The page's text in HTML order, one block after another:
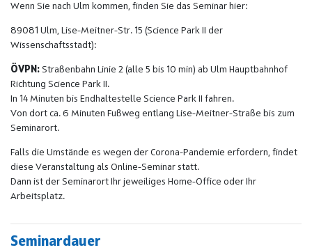
Wenn Sie nach Ulm kommen, finden Sie das Seminar hier:
89081 Ulm, Lise-Meitner-Str. 15 (Science Park II der
Wissenschaftsstadt):
ÖVPN: Straßenbahn Linie 2 (alle 5 bis 10 min) ab Ulm Hauptbahnhof
Richtung Science Park II.
In 14 Minuten bis Endhaltestelle Science Park II fahren.
Von dort ca. 6 Minuten Fußweg entlang Lise-Meitner-Straße bis zum
Seminarort.
Falls die Umstände es wegen der Corona-Pandemie erfordern, findet
diese Veranstaltung als Online-Seminar statt.
Dann ist der Seminarort Ihr jeweiliges Home-Office oder Ihr
Arbeitsplatz.
Seminardauer